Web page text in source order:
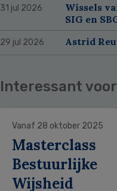
31 jul 2026
Wissels
SIG en
29 jul 2026 Astrid
Interessant
Vanaf 28 oktober 2025
Masterclass
Bestuurlijke
Wijsheid